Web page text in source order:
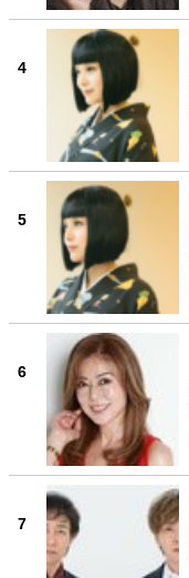
4
5
6
7